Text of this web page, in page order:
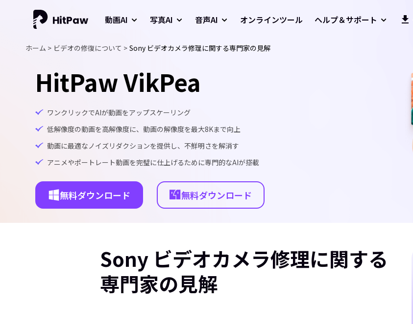
動画AI 写真AI 音声AI オンラインツール ヘルプ＆サポート
ホーム > ビデオの修復について > Sony ビデオカメラ修理に関する専門家の見解
HitPaw VikPea
ワンクリックでAIが動画をアップスケーリング
低解像度の動画を高解像度に、動画の解像度を最大8Kまで向上
動画に最適なノイズリダクションを提供し、不鮮明さを解消す
アニメやポートレート動画を完璧に仕上げるために専門的なAIが搭載
無料ダウンロード 無料ダウンロード
Sony ビデオカメラ修理に関する
専門家の見解